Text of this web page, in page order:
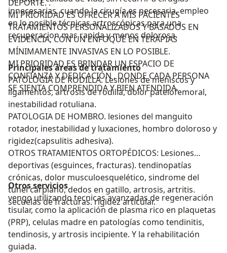
DEPORTE. .
MI PRIORIDAD ES OFRECER A MIS PACIENTES
TRATAMIENTOS PERSONALIZADOS Y BASADOS EN
EVIDENCIA, CON UN ENFOQUE EN TERAPIAS
MÍNIMAMENTE INVASIVAS EN LO POSIBLE.
MI PRIORIDAD ES BRINDAR UN ESPACIO DE
CONFIANZA Y DEDICACIÓN , DONDE CADA PERSONA
SE SIENTA COMPRENDIDA Y BIEN ATENDIDA.
innecesarias. cuando la cirugía es necesaria, empleo
en lo posible técnicas artroscópicas para una
recuperacion mas rapida y menos dolorosa.
Principales áreas de tratamiento
PATOLOGIA DE RODILLA. Lesiones de meniscos y
ligamentos, artrosis de rodilla, dolor patelofemoral,
inestabilidad rotuliana.
PATOLOGIA DE HOMBRO. lesiones del manguito
rotador, inestabilidad y luxaciones, hombro doloroso y
rigidez(capsulitis adhesiva).
OTROS TRATAMIENTOS ORTOPÉDICOS: Lesiones
deportivas (esguinces, fracturas). tendinopatías
crónicas, dolor musculoesquelético, sindrome del
tunel carpiano, dedos en gatillo, artrosis, artritis.
secuelas de fracturas. rigidez articular.
Otros servicios
vengo utilizando tecnicas avanzadas de regeneración
tisular, como la aplicación de plasma rico en plaquetas
(PRP), celulas madre en patologías como tendinitis,
tendinosis, y artrosis incipiente. Y la rehabilitación
guiada.